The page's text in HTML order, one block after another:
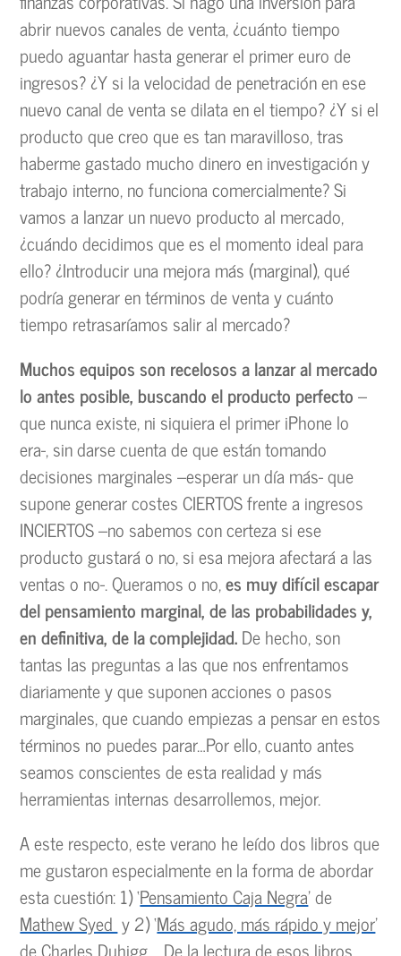
abrir nuevos canales de venta, ¿cuánto tiempo
puedo aguantar hasta generar el primer euro de
ingresos? ¿Y si la velocidad de penetración en ese
nuevo canal de venta se dilata en el tiempo? ¿Y si el
producto que creo que es tan maravilloso, tras
haberme gastado mucho dinero en investigación y
trabajo interno, no funciona comercialmente? Si
vamos a lanzar un nuevo producto al mercado,
¿cuándo decidimos que es el momento ideal para
ello? ¿Introducir una mejora más (marginal), qué
podría generar en términos de venta y cuánto
tiempo retrasaríamos salir al mercado?
Muchos equipos son recelosos a lanzar al mercado
lo antes posible, buscando el producto perfecto–
que nunca existe, ni siquiera el primer iPhone lo
era-, sin darse cuenta de que están tomando
decisiones marginales –esperar un día más- que
supone generar costes CIERTOS frente a ingresos
INCIERTOS –no sabemos con certeza si ese
producto gustará o no, si esa mejora afectará a las
ventas o no-. Queramos o no,es muy difícil escapar
del pensamiento marginal, de las probabilidades y,
en definitiva, de la complejidad.De hecho, son
tantas las preguntas a las que nos enfrentamos
diariamente y que suponen acciones o pasos
marginales, que cuando empiezas a pensar en estos
términos no puedes parar…Por ello, cuanto antes
seamos conscientes de esta realidad y más
herramientas internas desarrollemos, mejor.
A este respecto, este verano he leído dos libros que
me gustaron especialmente en la forma de abordar
esta cuestión: 1) ‘Pensamiento Caja Negra’ de
Mathew Syed y 2) ‘Más agudo, más rápido y mejor’